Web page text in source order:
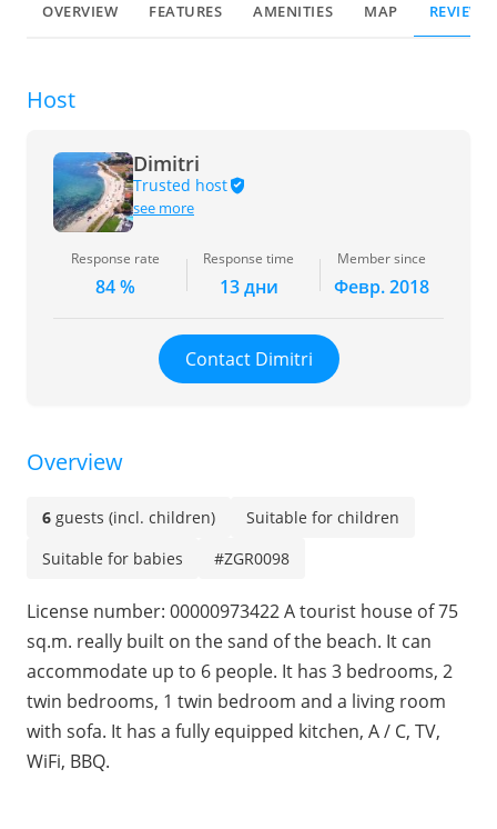
OVERVIEW FEATURES AMENITIES MAP REVIEWS
Host
Dimitri
Trusted host
see more
Response rate
84 %
Response time
13 дни
Member since
Февр. 2018
Contact Dimitri
Overview
6 guests (incl. children)
Suitable for children
Suitable for babies
#ZGR0098
License number: 00000973422 A tourist house of 75
sq.m. really built on the sand of the beach. It can
accommodate up to 6 people. It has 3 bedrooms, 2
twin bedrooms, 1 twin bedroom and a living room
with sofa. It has a fully equipped kitchen, A / C, TV,
WiFi, BBQ.